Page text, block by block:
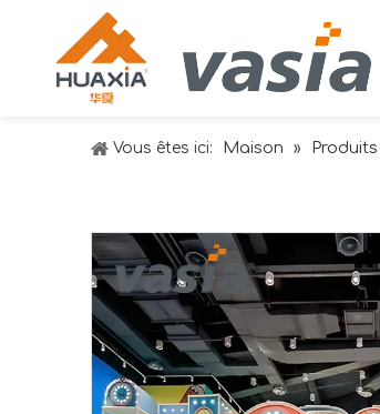
Vous êtes ici: Maison » Produits